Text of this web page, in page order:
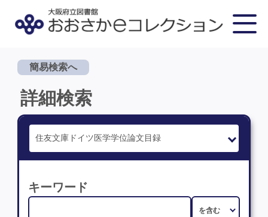
簡易検索へ
詳細検索
キーワード